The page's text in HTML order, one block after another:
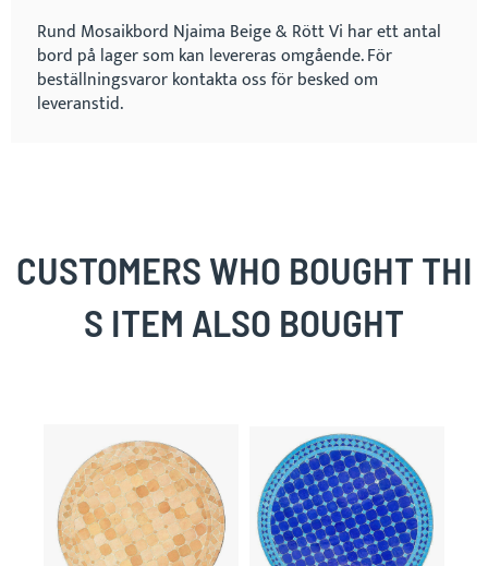
Rund Mosaikbord Njaima Beige & Rött Vi har ett antal
bord på lager som kan levereras omgående. För
beställningsvaror kontakta oss för besked om
leveranstid.
CUSTOMERS WHO BOUGHT THI
S ITEM ALSO BOUGHT